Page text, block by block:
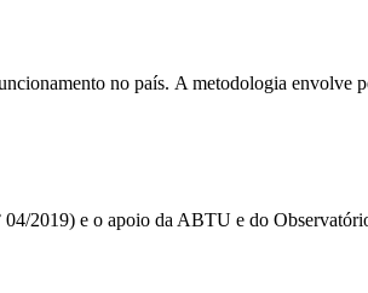
no país. A metodologia envolve
2019) e o apoio da ABTU e do